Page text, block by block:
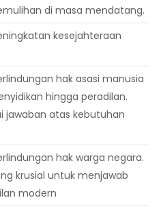
di masa mendatang.
kesejahteraan
hak asasi manusia
hingga peradilan.
jawaban atas kebutuhan
hak warga negara.
krusial untuk menjawab
modern